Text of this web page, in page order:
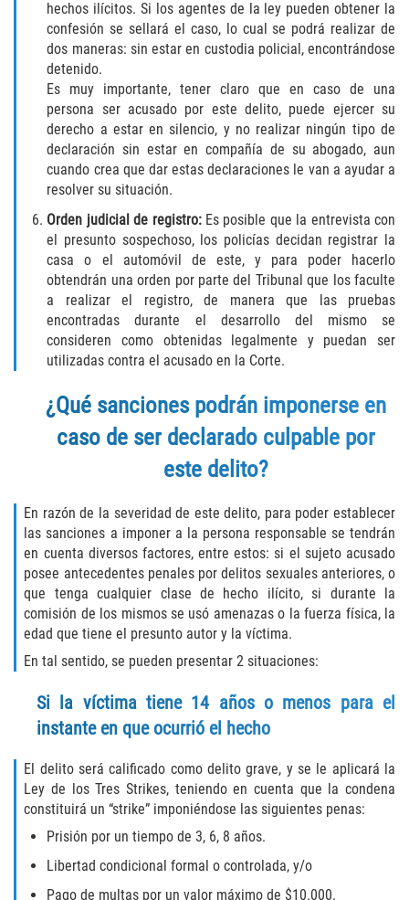
Copulación oral forzada
Molestar A Un Niño Menor de 18
Años
Merodear Para Cometer Prostitución
Penetración Sexual Forzada
Pornografía Infantil
Prostitución y Solicitación
Violación Estatutaria
Agresión Sexual
Delitos Violentos
Aumento de Sentencia para Pandillas
Disuadir a un Testigo
Intento de Asesinato
Homicidio
Homicidio Voluntario
Homicidio Involuntario
Delitos Contra La Propiedad
Dañar Líneas Telefónicas, Eléctricas o
de Servicios Públicos
Incendio Provocado
hechos ilícitos. Si los agentes de la ley pueden obtener la
confesión se sellará el caso, lo cual se podrá realizar de
dos maneras: sin estar en custodia policial, encontrándose
detenido.
Es muy importante, tener claro que en caso de una
persona ser acusado por este delito, puede ejercer su
derecho a estar en silencio, y no realizar ningún tipo de
declaración sin estar en compañía de su abogado, aun
cuando crea que dar estas declaraciones le van a ayudar a
resolver su situación.
Orden judicial de registro: Es posible que la entrevista con
el presunto sospechoso, los policías decidan registrar la
casa o el automóvil de este, y para poder hacerlo
obtendrán una orden por parte del Tribunal que los faculte
a realizar el registro, de manera que las pruebas
encontradas durante el desarrollo del mismo se
consideren como obtenidas legalmente y puedan ser
utilizadas contra el acusado en la Corte.
¿Qué sanciones podrán imponerse en
caso de ser declarado culpable por
este delito?
En razón de la severidad de este delito, para poder establecer
las sanciones a imponer a la persona responsable se tendrán
en cuenta diversos factores, entre estos: si el sujeto acusado
posee antecedentes penales por delitos sexuales anteriores, o
que tenga cualquier clase de hecho ilícito, si durante la
comisión de los mismos se usó amenazas o la fuerza física, la
edad que tiene el presunto autor y la víctima.
En tal sentido, se pueden presentar 2 situaciones:
Si la víctima tiene 14 años o menos para el
instante en que ocurrió el hecho
El delito será calificado como delito grave, y se le aplicará la
Ley de los Tres Strikes, teniendo en cuenta que la condena
constituirá un “strike” imponiéndose las siguientes penas:
Prisión por un tiempo de 3, 6, 8 años.
Libertad condicional formal o controlada, y/o
Pago de multas por un valor máximo de $10.000.